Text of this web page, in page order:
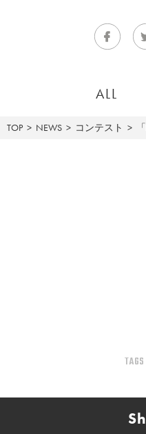
ALL
TOP NEWS コンテスト
TAGS